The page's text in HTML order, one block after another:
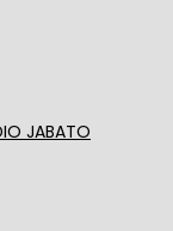
JABATO